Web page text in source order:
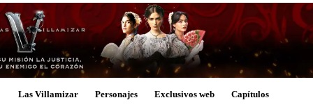
Las Villamizar Personajes Exclusivos web Capítulos